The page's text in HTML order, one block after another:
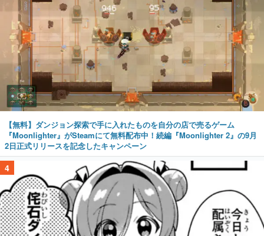
【無料】ダンジョン探索で手に入れたものを自分の店で売るゲーム
『Moonlighter』がSteamにて無料配布中！続編『Moonlighter 2』の9月
2日正式リリースを記念したキャンペーン
4